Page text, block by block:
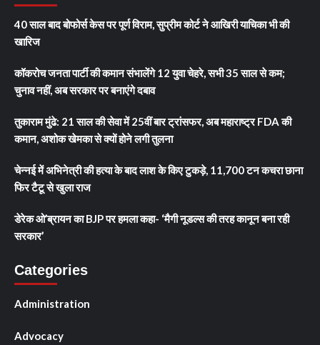
40 साल बाद बोफोर्स केस पर पूर्ण विराम, सुप्रीम कोर्ट ने आखिरी याचिका भी की
खारिज
कॉकरोच जनता पार्टी की कमान संभालेंगे 12 युवा चेहरे, सभी 35 साल से कम;
चुनाव नहीं, अब सरकार पर बनाएंगे दबाव
तुकाराम मुंढे: 21 साल की सेवा में 25वीं बार ट्रांसफर, अब महाराष्ट्र FDA की
कमान, अशोक खेमका से क्यों होने लगी तुलना
चेन्नई में अभिनेत्री की हत्या के बाद लाश के किए टुकड़े, 11,700 टन कचरा छाना
फिर टैटू से खुला राज
डेरेक ओ’ब्रायन का BJP पर हमला कहा- ‘मैगी नूडल्स की तरह कानून बना रही
सरकार’
Categories
Administration
Advocacy